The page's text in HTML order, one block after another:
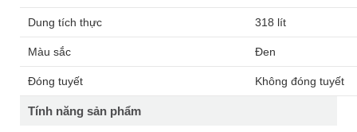
Dung tích thực 318 lít
Màu sắc Đen
Đóng tuyết Không đóng tuyết
Tính năng sản phẩm